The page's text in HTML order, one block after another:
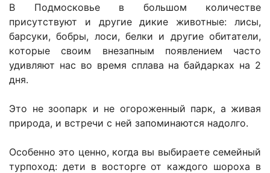
В Подмосковье в большом количестве
присутствуют и другие дикие животные: лисы,
барсуки, бобры, лоси, белки и другие обитатели,
которые своим внезапным появлением часто
удивляют нас во время сплава на байдарках на 2
дня.
Это не зоопарк и не огороженный парк, а живая
природа, и встречи с ней запоминаются надолго.
Особенно это ценно, когда вы выбираете семейный
турпоход: дети в восторге от каждого шороха в